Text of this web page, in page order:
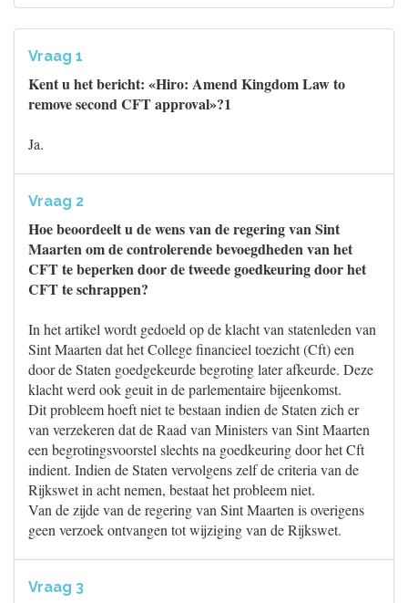
Vraag 1
Kent u het bericht: «Hiro: Amend Kingdom Law to
remove second CFT approval»?1
Ja.
Vraag 2
Hoe beoordeelt u de wens van de regering van Sint
Maarten om de controlerende bevoegdheden van het
CFT te beperken door de tweede goedkeuring door het
CFT te schrappen?
In het artikel wordt gedoeld op de klacht van statenleden van
Sint Maarten dat het College financieel toezicht (Cft) een
door de Staten goedgekeurde begroting later afkeurde. Deze
klacht werd ook geuit in de parlementaire bijeenkomst.
Dit probleem hoeft niet te bestaan indien de Staten zich er
van verzekeren dat de Raad van Ministers van Sint Maarten
een begrotingsvoorstel slechts na goedkeuring door het Cft
indient. Indien de Staten vervolgens zelf de criteria van de
Rijkswet in acht nemen, bestaat het probleem niet.
Van de zijde van de regering van Sint Maarten is overigens
geen verzoek ontvangen tot wijziging van de Rijkswet.
Vraag 3